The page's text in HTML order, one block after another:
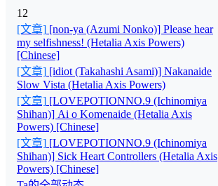
12
[文章] [non-ya (Azumi Nonko)] Please hear
my selfishness! (Hetalia Axis Powers)
[Chinese]
[文章] [idiot (Takahashi Asami)] Nakanaide
Slow Vista (Hetalia Axis Powers)
[文章] [LOVEPOTIONNO.9 (Ichinomiya
Shihan)] Ai o Komenaide (Hetalia Axis
Powers) [Chinese]
[文章] [LOVEPOTIONNO.9 (Ichinomiya
Shihan)] Sick Heart Controllers (Hetalia Axis
Powers) [Chinese]